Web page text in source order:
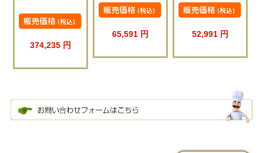
374,235 円
65,591 円 52,991 円